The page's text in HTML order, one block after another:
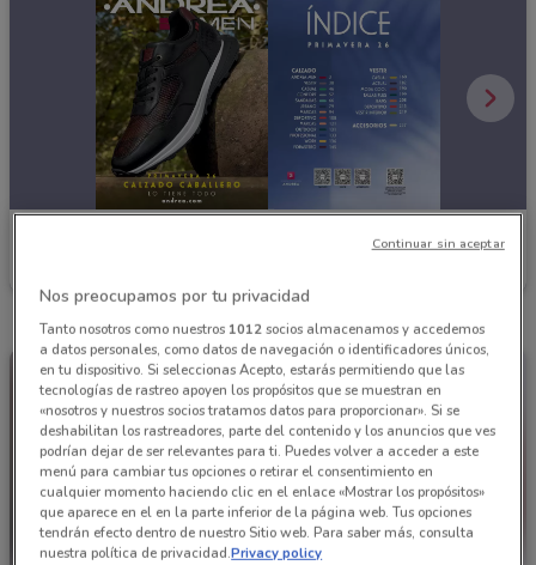
Nos preocupamos por tu privacidad
Tanto nosotros como nuestros 1012socios almacenamos y accedemos
a datos personales, como datos de navegación o identificadores únicos,
en tu dispositivo. Si seleccionas Acepto, estarás permitiendo que las
tecnologías de rastreo apoyen los propósitos que se muestran en
«nosotros y nuestros socios tratamos datos para proporcionar». Si se
deshabilitan los rastreadores, parte del contenido y los anuncios que ves
podrían dejar de ser relevantes para ti. Puedes volver a acceder a este
menú para cambiar tus opciones o retirar el consentimiento en
cualquier momento haciendo clic en el enlace «Mostrar los propósitos»
que aparece en el en la parte inferior de la página web. Tus opciones
tendrán efecto dentro de nuestro Sitio web. Para saber más, consulta
nuestra política de privacidad.Privacy policy
Continuar sin aceptar